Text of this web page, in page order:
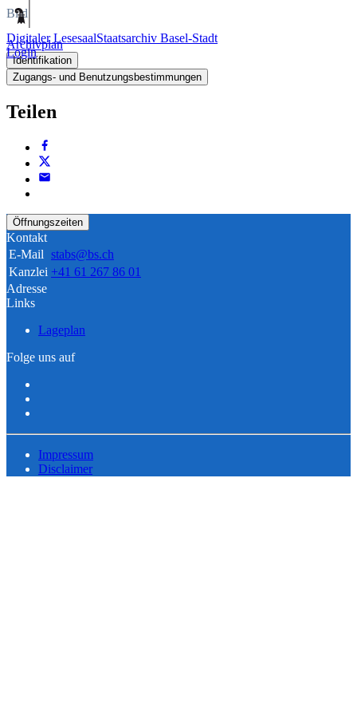
Digitaler LesesaalStaatsarchiv Basel-Stadt
Login
Bild
Archivplan
Identifikation
Zugangs- und Benutzungsbestimmungen
Teilen
Öffnungszeiten
Kontakt
E-Mail stabs@bs.ch
Kanzlei +41 61 267 86 01
Adresse
Links
Lageplan
Folge uns auf
Impressum
Disclaimer